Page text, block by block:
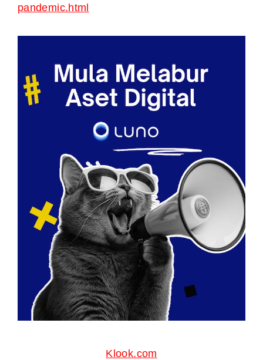
pandemic.html
Klook.com